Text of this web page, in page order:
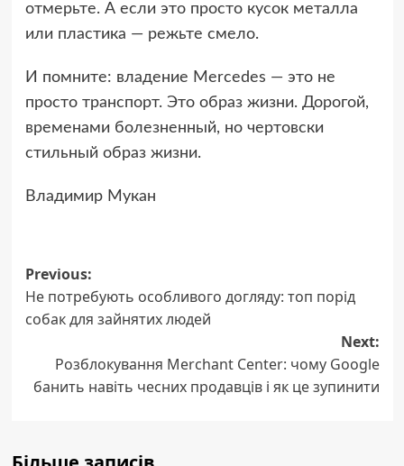
отмерьте. А если это просто кусок металла
или пластика — режьте смело.
И помните: владение Mercedes — это не
просто транспорт. Это образ жизни. Дорогой,
временами болезненный, но чертовски
стильный образ жизни.
Владимир Мукан
Post
navigation
Previous:
Не потребують особливого догляду: топ порід
собак для зайнятих людей
Next:
Розблокування Merchant Center: чому Google
банить навіть чесних продавців і як це зупинити